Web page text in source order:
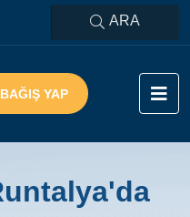
ARA
BAĞIŞ YAP